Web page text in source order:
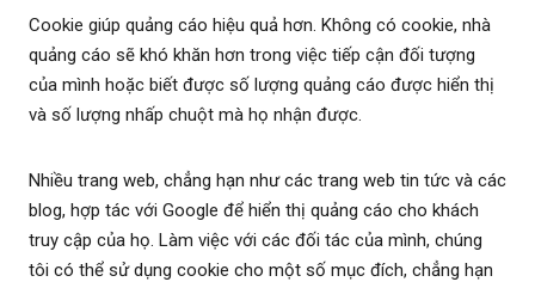
Cookie giúp quảng cáo hiệu quả hơn. Không có cookie, nhà
quảng cáo sẽ khó khăn hơn trong việc tiếp cận đối tượng
của mình hoặc biết được số lượng quảng cáo được hiển thị
và số lượng nhấp chuột mà họ nhận được.
Nhiều trang web, chẳng hạn như các trang web tin tức và các
blog, hợp tác với Google để hiển thị quảng cáo cho khách
truy cập của họ. Làm việc với các đối tác của mình, chúng
tôi có thể sử dụng cookie cho một số mục đích, chẳng hạn